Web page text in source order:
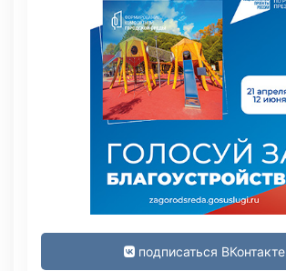
подписаться ВКонтакте